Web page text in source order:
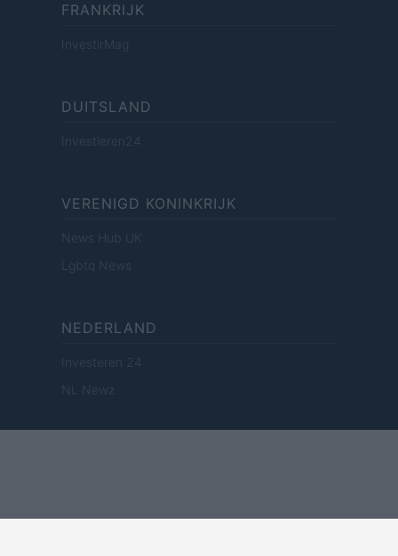
FRANKRIJK
InvestirMag
DUITSLAND
Investieren24
VERENIGD KONINKRIJK
News Hub UK
Lgbtq News
NEDERLAND
Investeren 24
NL Newz